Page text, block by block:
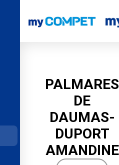
PALMARES
DE
DAUMAS-
DUPORT
AMANDINE